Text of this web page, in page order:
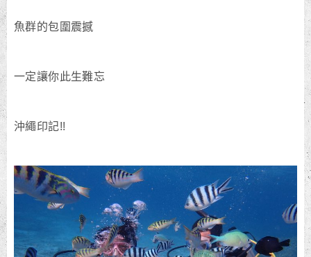
魚群的包圍震撼
一定讓你此生難忘
沖繩印記!!